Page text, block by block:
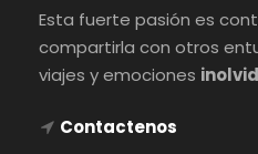
Esta fuerte pasión es
compartirla con otros
viajes y emociones
Contactenos